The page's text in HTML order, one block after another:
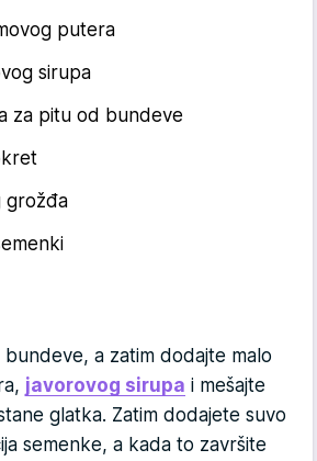
putera
sirupa
za pitu od bundeve
grožđa
a zatim dodajte malo
javorovog sirupa i mešajte
glatka. Zatim dodajete suvo
semenke, a kada to završite